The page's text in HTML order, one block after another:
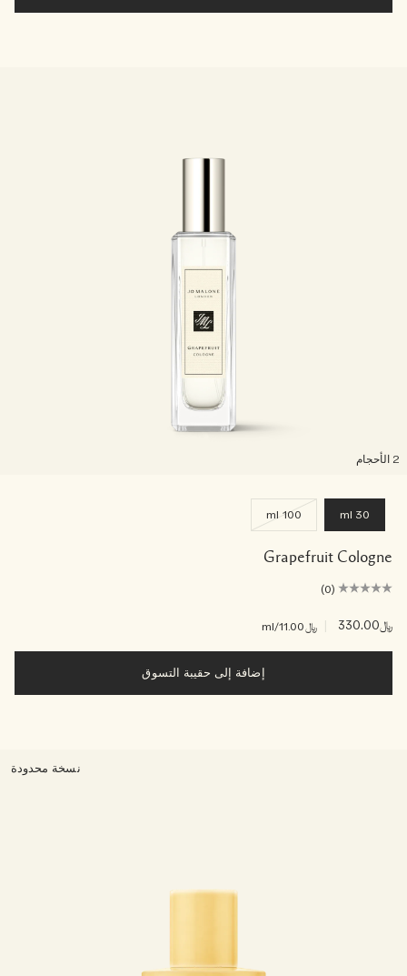
30 ml
100 ml
Grapefruit Cologne
(0)
﷼330.00 ﷼11.00 /ml
إضافة إلى حقيبة التسوق
نسخة محدودة